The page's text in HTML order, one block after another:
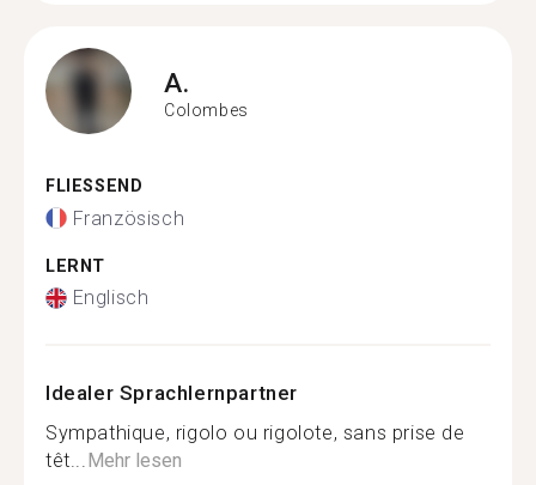
A.
Colombes
FLIESSEND
Französisch
LERNT
Englisch
Idealer Sprachlernpartner
Sympathique, rigolo ou rigolote, sans prise de
têt...Mehr lesen